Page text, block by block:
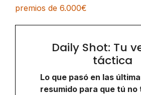
premios de 6.000€
Daily Shot: Tu
táctica
Lo que pasó en las
resumido para que tú no